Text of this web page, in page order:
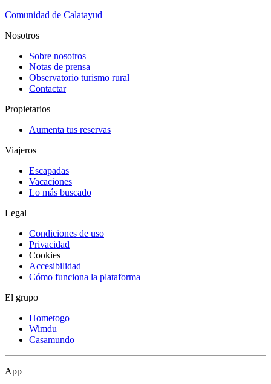
Comunidad de Calatayud
Nosotros
Sobre nosotros
Notas de prensa
Observatorio turismo rural
Contactar
Propietarios
Aumenta tus reservas
Viajeros
Escapadas
Vacaciones
Lo más buscado
Legal
Condiciones de uso
Privacidad
Cookies
Accesibilidad
Cómo funciona la plataforma
El grupo
Hometogo
Wimdu
Casamundo
App